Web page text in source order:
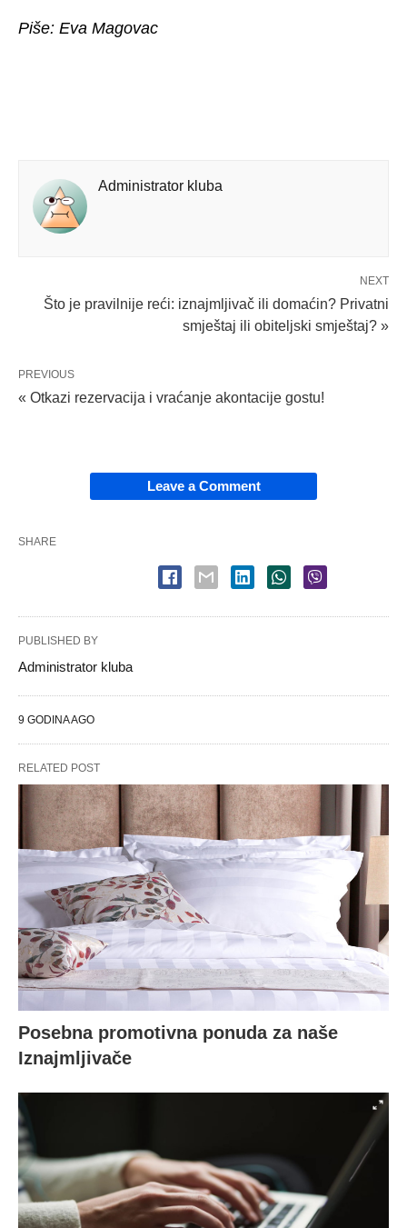
Piše: Eva Magovac
Administrator kluba
NEXT
Što je pravilnije reći: iznajmljivač ili domaćin? Privatni
smještaj ili obiteljski smještaj? »
PREVIOUS
« Otkazi rezervacija i vraćanje akontacije gostu!
Leave a Comment
SHARE
PUBLISHED BY
Administrator kluba
9 GODINA AGO
RELATED POST
Posebna promotivna ponuda za naše
Iznajmljivače